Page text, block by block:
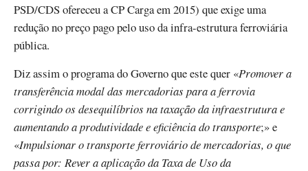
PSD/CDS ofereceu a CP Carga em 2015) que exige uma
redução no preço pago pelo uso da infra-estrutura ferroviária
pública.
Diz assim o programa do Governo que este quer «Promover a
transferência modal das mercadorias para a ferrovia
corrigindo os desequilíbrios na taxação da infraestrutura e
aumentando a produtividade e eficiência do transporte;» e
«Impulsionar o transporte ferroviário de mercadorias, o que
passa por: Rever a aplicação da Taxa de Uso da